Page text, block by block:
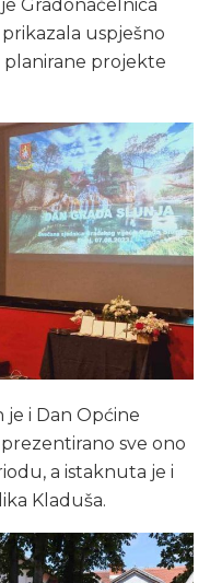
Gradonačelnica
uspješno
planirane projekte
je i Dan Općine
sve ono
a istaknuta je i
Kladuša.